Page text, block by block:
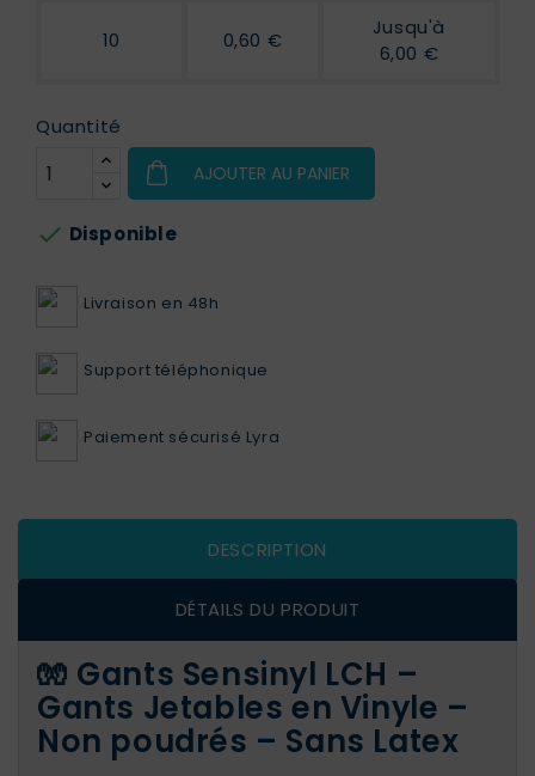
10 0,60 €
Jusqu'à
6,00 €
Quantité
AJOUTER AU PANIER
 Disponible
Livraison en 48h
Support téléphonique
Paiement sécurisé Lyra
DESCRIPTION
DÉTAILS DU PRODUIT
🧤 Gants Sensinyl LCH –
Gants Jetables en Vinyle –
Non poudrés – Sans Latex